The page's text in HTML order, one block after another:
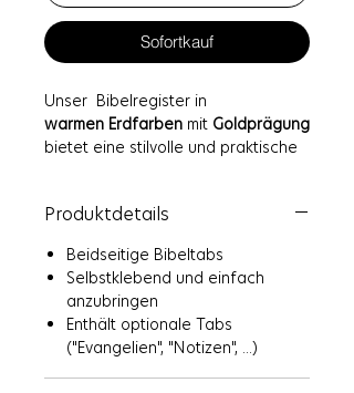
Sofortkauf
Unser Bibelregister in
warmen Erdfarben mit Goldprägung
bietet eine stilvolle und praktische
navigieren. Die Bibeltabs in olivgrün,
Blumenelementen setzen einen
warmen Akzent in jeder Bibel.
Das Bibelregister ist selbstklebend
und ideal für Bibelleser, die Wert
auf Komfort und Eleganz legen.
Produktdetails
Beidseitige Bibeltabs
Selbstklebend und einfach
anzubringen
Enthält optionale Tabs
("Evangelien", "Notizen", ...)